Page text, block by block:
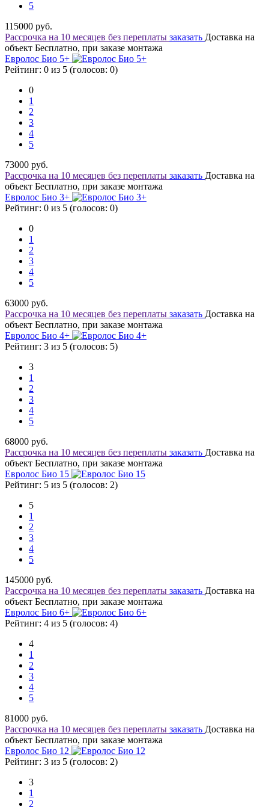
5
115000 руб.
Рассрочка на 10 месяцев без переплаты заказать Доставка на
объект Бесплатно, при заказе монтажа
Евролос Био 5+
Рейтинг: 0 из 5 (голосов: 0)
0
1
2
3
4
5
73000 руб.
Рассрочка на 10 месяцев без переплаты заказать Доставка на
объект Бесплатно, при заказе монтажа
Евролос Био 3+
Рейтинг: 0 из 5 (голосов: 0)
0
1
2
3
4
5
63000 руб.
Рассрочка на 10 месяцев без переплаты заказать Доставка на
объект Бесплатно, при заказе монтажа
Евролос Био 4+
Рейтинг: 3 из 5 (голосов: 5)
3
1
2
3
4
5
68000 руб.
Рассрочка на 10 месяцев без переплаты заказать Доставка на
объект Бесплатно, при заказе монтажа
Евролос Био 15
Рейтинг: 5 из 5 (голосов: 2)
5
1
2
3
4
5
145000 руб.
Рассрочка на 10 месяцев без переплаты заказать Доставка на
объект Бесплатно, при заказе монтажа
Евролос Био 6+
Рейтинг: 4 из 5 (голосов: 4)
4
1
2
3
4
5
81000 руб.
Рассрочка на 10 месяцев без переплаты заказать Доставка на
объект Бесплатно, при заказе монтажа
Евролос Био 12
Рейтинг: 3 из 5 (голосов: 2)
3
1
2